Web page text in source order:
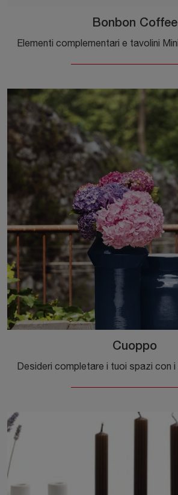
Bonbon Coffee
Cuoppo